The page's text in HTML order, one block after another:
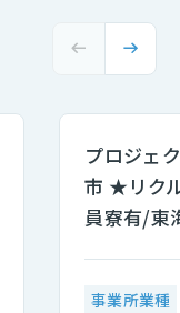
プロジェ
市 ★リク
員寮有/東
事業所業種